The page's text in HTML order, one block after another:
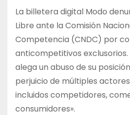
La billetera digital Modo
Libre ante la Comisión
Competencia (CNDC) por
anticompetitivos
alega un abuso de su
perjuicio de múltiples
incluidos competidores,
consumidores».